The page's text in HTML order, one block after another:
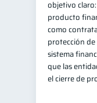
objetivo
producto
como
protección
sistema
que las
el cierre de